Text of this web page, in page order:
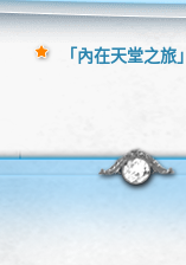
「內在天堂之